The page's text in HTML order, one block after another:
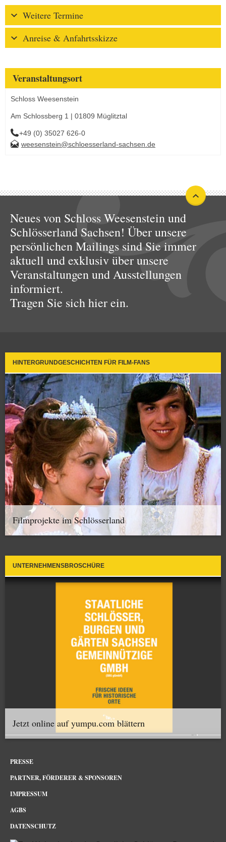
Weitere Termine
Anreise & Anfahrtsskizze
Veranstaltungsort
Schloss Weesenstein
Am Schlossberg 1 | 01809 Müglitztal
+49 (0) 35027 626-0
weesenstein@schloesserland-sachsen.de
Neues von Schloss Weesenstein und
Schlösserland Sachsen! Über unsere
persönlichen Mailings sind Sie immer
aktuell und exklusiv über unsere
Veranstaltungen und Ausstellungen
informiert.
Tragen Sie sich hier ein.
HINTERGRUNDGESCHICHTEN FÜR FILM-FANS
Filmprojekte im Schlösserland
UNTERNEHMENSBROSCHÜRE
Jetzt online auf yumpu.com blättern
PRESSE
PARTNER, FÖRDERER & SPONSOREN
IMPRESSUM
AGBS
DATENSCHUTZ